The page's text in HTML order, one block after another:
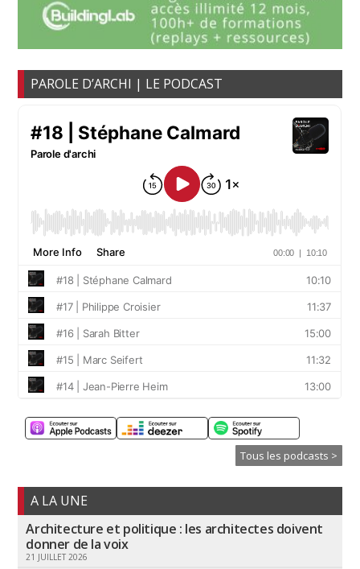
PAROLE D’ARCHI | LE PODCAST
Tous les podcasts >
A LA UNE
Architecture et politique : les architectes doivent
donner de la voix
21 JUILLET 2026